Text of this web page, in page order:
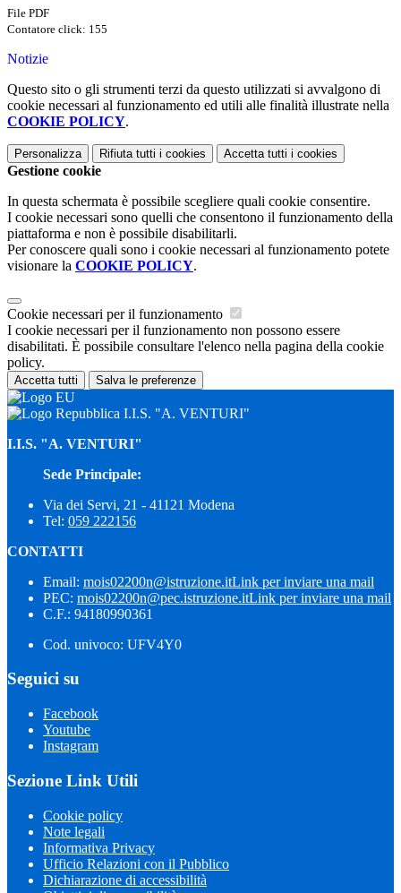
File PDF
Contatore click: 155
Notizie
Questo sito o gli strumenti terzi da questo utilizzati si avvalgono di
cookie necessari al funzionamento ed utili alle finalità illustrate nella
COOKIE POLICY.
Personalizza Rifiuta tutti i cookies Accetta tutti i cookies
Gestione cookie
In questa schermata è possibile scegliere quali cookie consentire.
I cookie necessari sono quelli che consentono il funzionamento della
piattaforma e non è possibile disabilitarli.
Per conoscere quali sono i cookie necessari al funzionamento potete
visionare la COOKIE POLICY.
Cookie necessari per il funzionamento
I cookie necessari per il funzionamento non possono essere
disabilitati. È possibile consultare l'elenco nella pagina della cookie
policy.
Accetta tutti Salva le preferenze
I.I.S. "A. VENTURI"
I.I.S. "A. VENTURI"
Sede Principale:
Via dei Servi, 21 - 41121 Modena
Tel: 059 222156
CONTATTI
Email: mois02200n@istruzione.itLink per inviare una mail
PEC: mois02200n@pec.istruzione.itLink per inviare una mail
C.F.: 94180990361
Cod. univoco: UFV4Y0
Seguici su
Facebook
Youtube
Instagram
Sezione Link Utili
Cookie policy
Note legali
Informativa Privacy
Ufficio Relazioni con il Pubblico
Dichiarazione di accessibilità